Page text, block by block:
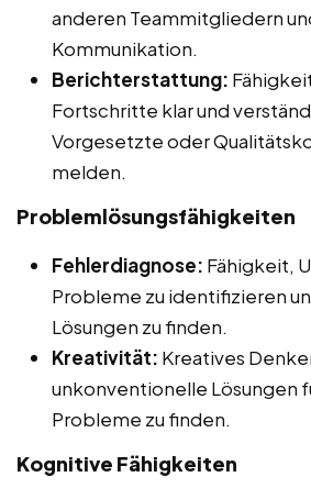
anderen Teammitgliedern
Kommunikation.
Berichterstattung:
Fortschritte klar und
Vorgesetzte oder
melden.
Problemlösungsfähigkeiten
Fehlerdiagnose: Fähigkeit,
Probleme zu identifizieren
Lösungen zu finden.
Kreativität: Kreatives
unkonventionelle Lösungen
Probleme zu finden.
Kognitive Fähigkeiten